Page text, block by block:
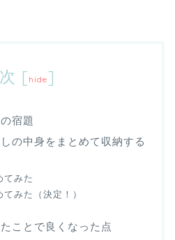
[ hide]
宿題
の中身をまとめて収納する
てみた
てみた（決定！）
ことで良くなった点